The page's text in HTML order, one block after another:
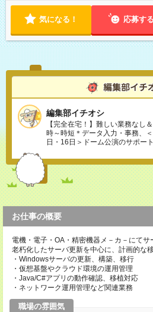
気になる！ 応募する
編集部イチオシ
【完全在宅！】難しい業務なし
時～時短＊データ入力・事務、
日・16日＞ドーム公演のサポー
お仕事の概要
電機・電子・OA・精密機器メ－カ－にてサ
老朽化したサーバ更新を中心に、計画的な
・Windowsサーバの更新、構築、移行
・仮想基盤やクラウド環境の運用管理
・Java/C#アプリの動作確認、移植対応
・ネットワーク運用管理など関連業務
職場の雰囲気